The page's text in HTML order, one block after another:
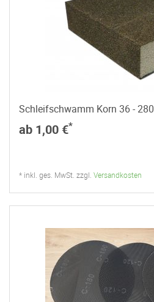
Schleifschwamm Korn 36 - 280
ab 1,00 €*
* inkl. ges. MwSt. zzgl. Versandkosten